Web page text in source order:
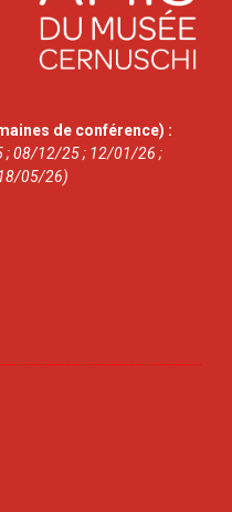
de conférence) :
; 08/12/25 ; 12/01/26 ;
05/26)